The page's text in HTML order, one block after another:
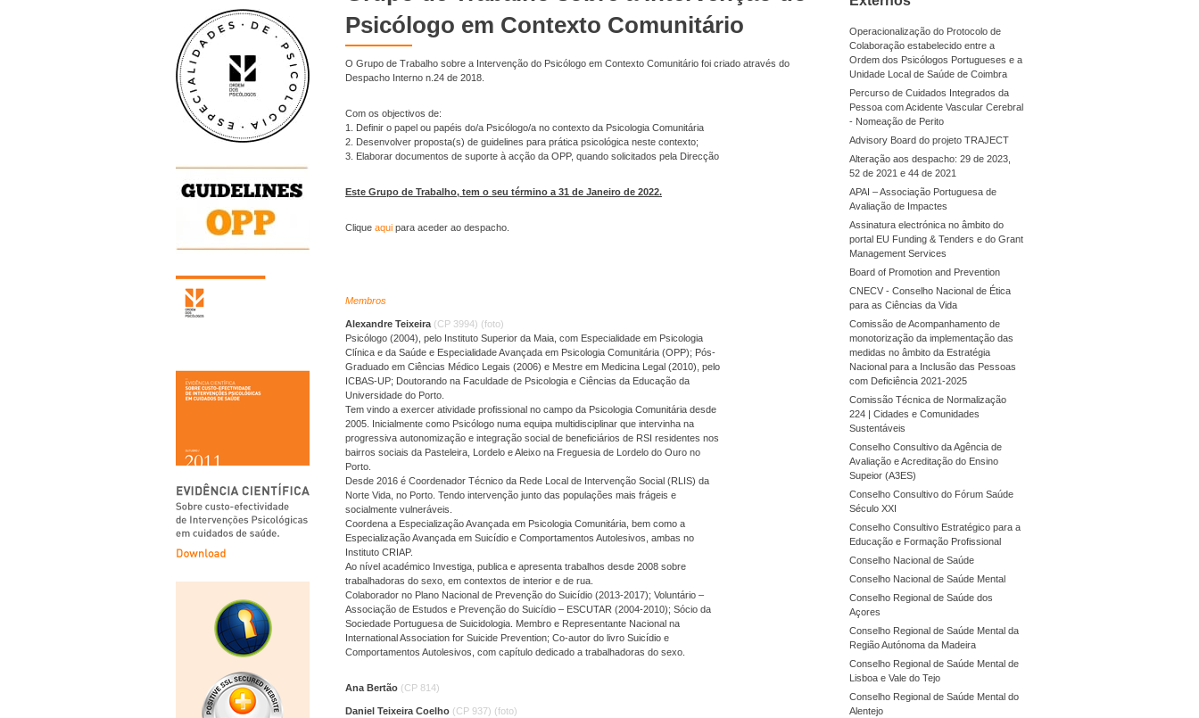
Psicólogo em Contexto Comunitário
O Grupo de Trabalho sobre a Intervenção do Psicólogo em Contexto Comunitário foi criado através do
Despacho Interno n.24 de 2018.
Com os objectivos de:
1. Definir o papel ou papéis do/a Psicólogo/a no contexto da Psicologia Comunitária
2. Desenvolver proposta(s) de guidelines para prática psicológica neste contexto;
3. Elaborar documentos de suporte à acção da OPP, quando solicitados pela Direcção
Este Grupo de Trabalho, tem o seu término a 31 de Janeiro de 2022.
Clique aqui para aceder ao despacho.
Membros
Alexandre Teixeira (CP 3994) (foto)
Psicólogo (2004), pelo Instituto Superior da Maia, com Especialidade em Psicologia
Clínica e da Saúde e Especialidade Avançada em Psicologia Comunitária (OPP); Pós-
Graduado em Ciências Médico Legais (2006) e Mestre em Medicina Legal (2010), pelo
ICBAS-UP; Doutorando na Faculdade de Psicologia e Ciências da Educação da
Universidade do Porto.
Tem vindo a exercer atividade profissional no campo da Psicologia Comunitária desde
2005. Inicialmente como Psicólogo numa equipa multidisciplinar que intervinha na
progressiva autonomização e integração social de beneficiários de RSI residentes nos
bairros sociais da Pasteleira, Lordelo e Aleixo na Freguesia de Lordelo do Ouro no
Porto.
Desde 2016 é Coordenador Técnico da Rede Local de Intervenção Social (RLIS) da
Norte Vida, no Porto. Tendo intervenção junto das populações mais frágeis e
socialmente vulneráveis.
Coordena a Especialização Avançada em Psicologia Comunitária, bem como a
Especialização Avançada em Suicídio e Comportamentos Autolesivos, ambas no
Instituto CRIAP.
Ao nível académico Investiga, publica e apresenta trabalhos desde 2008 sobre
trabalhadoras do sexo, em contextos de interior e de rua.
Colaborador no Plano Nacional de Prevenção do Suicídio (2013-2017); Voluntário –
Associação de Estudos e Prevenção do Suicídio – ESCUTAR (2004-2010); Sócio da
Sociedade Portuguesa de Suicidologia. Membro e Representante Nacional na
International Association for Suicide Prevention; Co-autor do livro Suicídio e
Comportamentos Autolesivos, com capítulo dedicado a trabalhadoras do sexo.
Ana Bertão (CP 814)
Daniel Teixeira Coelho (CP 937) (foto)
Operacionalização do Protocolo de
Colaboração estabelecido entre a
Ordem dos Psicólogos Portugueses e a
Unidade Local de Saúde de Coimbra
Percurso de Cuidados Integrados da
Pessoa com Acidente Vascular Cerebral
- Nomeação de Perito
Advisory Board do projeto TRAJECT
Alteração aos despacho: 29 de 2023,
52 de 2021 e 44 de 2021
APAI – Associação Portuguesa de
Avaliação de Impactes
Assinatura electrónica no âmbito do
portal EU Funding & Tenders e do Grant
Management Services
Board of Promotion and Prevention
CNECV - Conselho Nacional de Ética
para as Ciências da Vida
Comissão de Acompanhamento de
monotorização da implementação das
medidas no âmbito da Estratégia
Nacional para a Inclusão das Pessoas
com Deficiência 2021-2025
Comissão Técnica de Normalização
224 | Cidades e Comunidades
Sustentáveis
Conselho Consultivo da Agência de
Avaliação e Acreditação do Ensino
Supeior (A3ES)
Conselho Consultivo do Fórum Saúde
Século XXI
Conselho Consultivo Estratégico para a
Educação e Formação Profissional
Conselho Nacional de Saúde
Conselho Nacional de Saúde Mental
Conselho Regional de Saúde dos
Açores
Conselho Regional de Saúde Mental da
Região Autónoma da Madeira
Conselho Regional de Saúde Mental de
Lisboa e Vale do Tejo
Conselho Regional de Saúde Mental do
Alentejo